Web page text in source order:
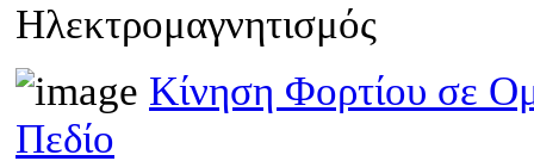
Ηλεκτρομαγνητισμός
Κίνηση Φορτίου σε
Πεδίο